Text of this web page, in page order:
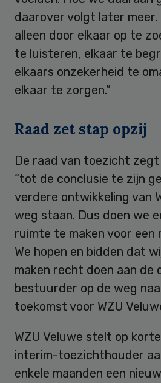
daarover volgt later
alleen door elkaar op te
te luisteren, elkaar te
elkaars onzekerheid te
elkaar te zorgen.”
Raad zet stap opzij
De raad van toezicht zegt
“tot de conclusie te zijn
verdere ontwikkeling van
weg staan. Dus doen we
ruimte te maken voor een
We hopen en bidden dat
maken recht doen aan de
bestuurder op de weg
toekomst voor WZU
WZU Veluwe stelt op
interim-toezichthouder
enkele maanden een